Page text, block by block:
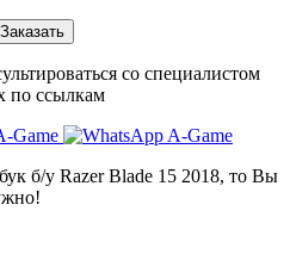
Заказать
со специалистом
по ссылкам
б/у Razer Blade 15 2018, то Вы